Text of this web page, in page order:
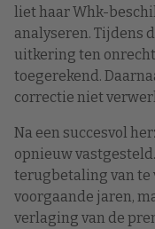
liet haar Whk-
analyseren. Tijdens
uitkering ten
toegerekend.
correctie niet
Na een succesvol
opnieuw
terugbetaling van te
voorgaande jaren,
verlaging van de